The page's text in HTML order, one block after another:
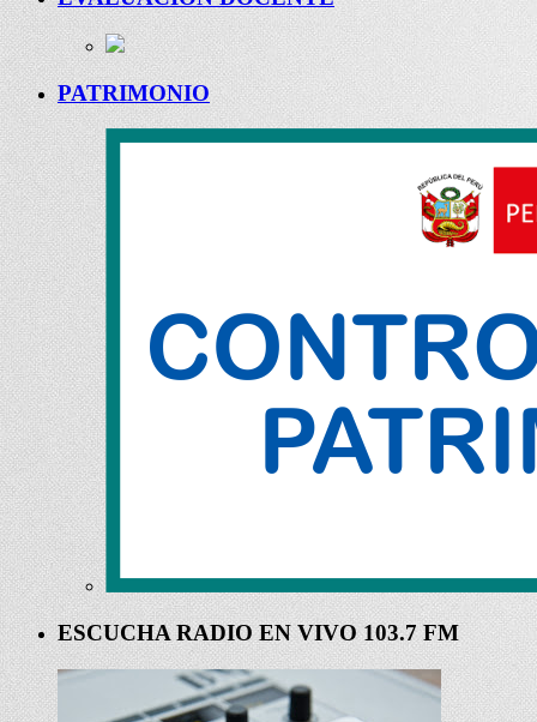
PATRIMONIO
ESCUCHA RADIO EN VIVO 103.7 FM